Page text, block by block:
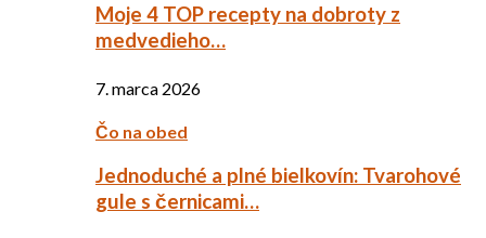
Moje 4 TOP recepty na dobroty z
medvedieho…
7. marca 2026
Čo na obed
Jednoduché a plné bielkovín: Tvarohové
gule s černicami…